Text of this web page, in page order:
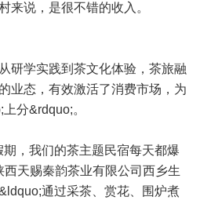
来说，是很不错的收入。
研学实践到茶文化体验，茶旅融
业态，有效激活了消费市场，为
分&rdquo;。
，我们的茶主题民宿每天都爆
天赐秦韵茶业有限公司西乡生
通过采茶、赏花、围炉煮